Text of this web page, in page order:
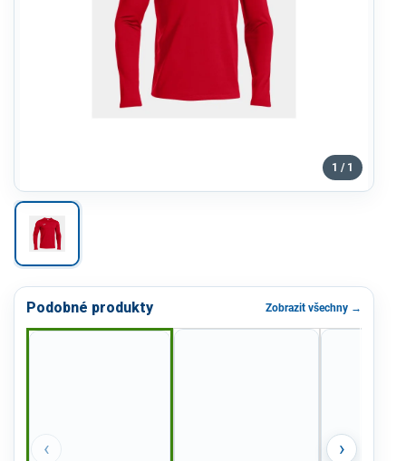
1 / 1
Podobné produkty Zobrazit všechny →
‹ ›